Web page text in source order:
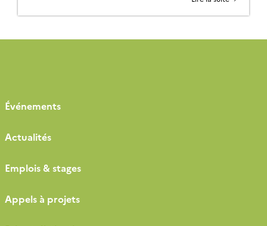
(IGE) de Grenoble en collaboration avec plusieurs
Clermont-Ferrand, Grenoble, Montpellier, Nice, et
Événements
Actualités
Emplois & stages
Appels à projets